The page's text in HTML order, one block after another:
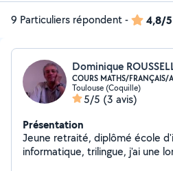
9 Particuliers répondent- 4,8/5
Dominique
COURS MATHS/FRANÇAIS/
Toulouse (Coquille)
5/5 (3 avis)
Présentation
Jeune retraité, diplômé école
informatique, trilingue, j'ai une